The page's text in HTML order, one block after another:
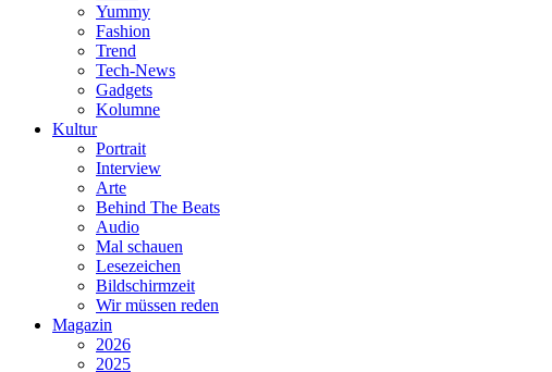
Yummy
Fashion
Trend
Tech-News
Gadgets
Kolumne
Kultur
Portrait
Interview
Arte
Behind The Beats
Audio
Mal schauen
Lesezeichen
Bildschirmzeit
Wir müssen reden
Magazin
2026
2025